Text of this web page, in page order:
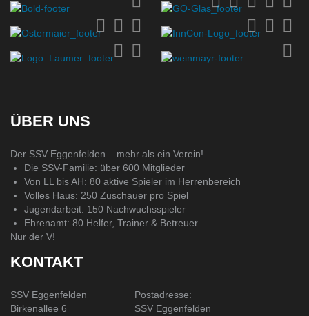
ÜBER UNS
Der SSV Eggenfelden – mehr als ein Verein!
Die SSV-Familie: über 600 Mitglieder
Von LL bis AH: 80 aktive Spieler im Herrenbereich
Volles Haus: 250 Zuschauer pro Spiel
Jugendarbeit: 150 Nachwuchsspieler
Ehrenamt: 80 Helfer, Trainer & Betreuer
Nur der V!
KONTAKT
SSV Eggenfelden
Birkenallee 6
Postadresse:
SSV Eggenfelden